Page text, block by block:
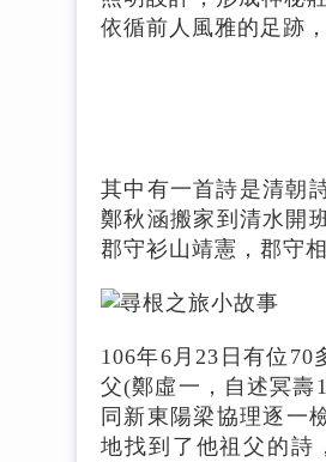
依循前人風雅的足跡
其中有一首詩是清朝
鄭秋涵搬家到清水開
郡守衫山靖憲，郡守
106年6月23日有位
父(鄭虛一，自述冥壽
同新東陽梁協理逐一
地找到了他祖父的詩